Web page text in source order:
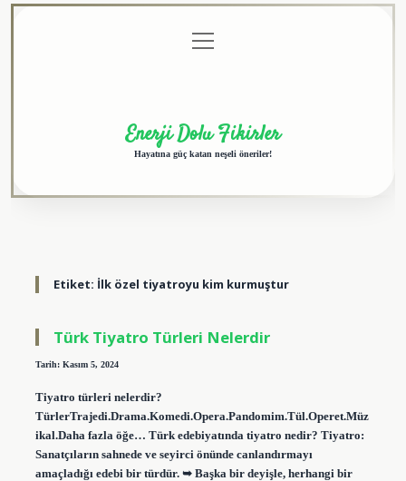
menüyü
aç
Enerji Dolu Fikirler
Hayatına güç katan neşeli öneriler!
Etiket: İlk özel tiyatroyu kim kurmuştur
Türk Tiyatro Türleri Nelerdir
Tarih: Kasım 5, 2024
Tiyatro türleri nelerdir?
TürlerTrajedi.Drama.Komedi.Opera.Pandomim.Tül.Operet.Müz
ikal.Daha fazla öğe… Türk edebiyatında tiyatro nedir? Tiyatro:
Sanatçıların sahnede ve seyirci önünde canlandırmayı
amaçladığı edebi bir türdür. ➥ Başka bir deyişle, herhangi bir